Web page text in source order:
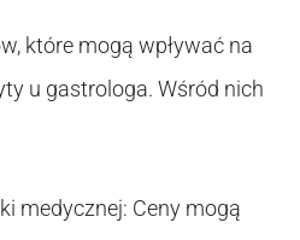
które mogą wpływać na
u gastrologa. Wśród nich
medycznej: Ceny mogą